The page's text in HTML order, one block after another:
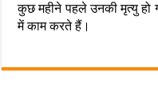
कुछ महीने पहले उनकी मृत्यु हो
में काम करते हैं।